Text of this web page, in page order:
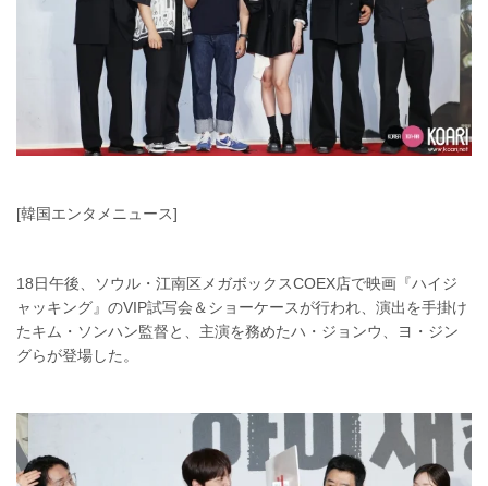
[韓国エンタメニュース]
18日午後、ソウル・江南区メガボックスCOEX店で映画『ハイジ
ャッキング』のVIP試写会＆ショーケースが行われ、演出を手掛け
たキム・ソンハン監督と、主演を務めたハ・ジョンウ、ヨ・ジン
グらが登場した。